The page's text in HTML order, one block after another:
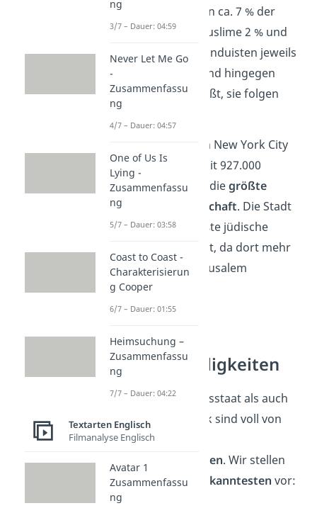
sind. Juden machen ca. 7 % der
Einwohner aus, Muslime 2 % und
Buddhisten und Hinduisten jeweils
1 %. Ganze 27 % sind hingegen
Atheisten.Das heißt, sie folgen
keiner Religion.
In New York City
bilden dieJuden
mit 927.000
Anhängern (12 %) diegrößte
Glaubensgemeinschaft. Die Stadt
hat damit die größte jüdische
Gemeinde der Welt, da dort mehr
Juden leben als Jerusalem
Einwohner hat!
New York —
Sehenswürdigkeiten
Sowohl der Bundesstaat als auch
die Stadt New York sind voll von
faszinierenden
Sehenswürdigkeiten. Wir stellen
dir ein paar der
bekanntesten vor:
ng
3/7 – Dauer: 04:59
Never Let Me Go
-
Zusammenfassu
ng
4/7 – Dauer: 04:57
One of Us Is
Lying -
Zusammenfassu
ng
5/7 – Dauer: 03:58
Coast to Coast -
Charakterisierun
g Cooper
6/7 – Dauer: 01:55
Heimsuchung –
Zusammenfassu
ng
7/7 – Dauer: 04:22
Textarten Englisch
Filmanalyse Englisch
Avatar 1
Zusammenfassu
ng